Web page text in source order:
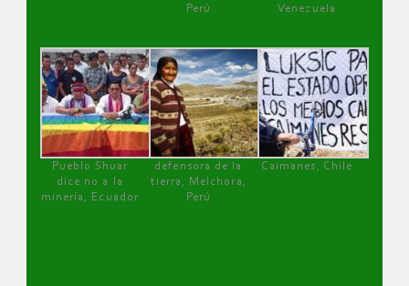
Perú
Venezuela
Pueblo Shuar
dice no a la
minería, Ecuador
defensora de la
tierra, Melchora,
Perú
Caimanes, Chile